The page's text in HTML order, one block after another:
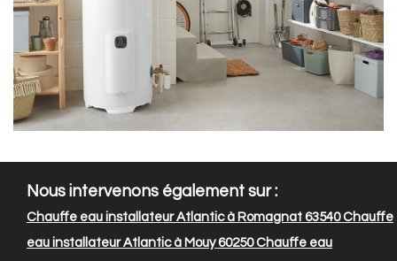
Nous intervenons également sur :
Chauffe eau installateur Atlantic à Romagnat 63540Chauffe
eau installateur Atlantic à Mouy 60250Chauffe eau